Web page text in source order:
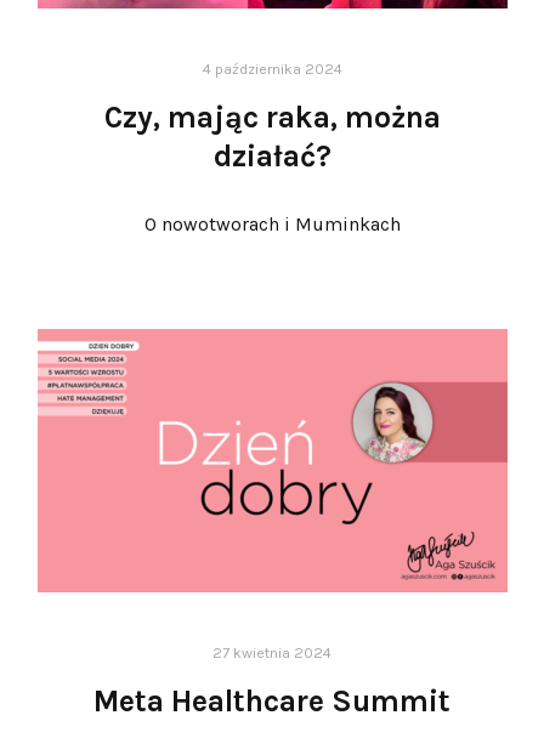
4 października 2024
Czy, mając raka, można
działać?
O nowotworach i Muminkach
27 kwietnia 2024
Meta Healthcare Summit